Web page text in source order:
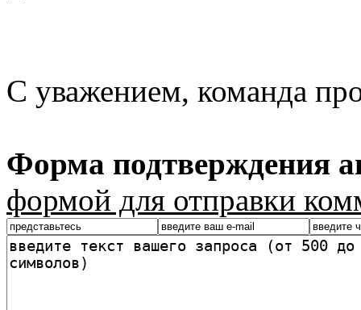
С уважением, команда
Форма подтверждения
формой для отправки